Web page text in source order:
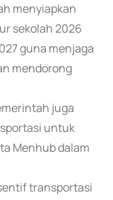
menyiapkan
sekolah 2026
guna menjaga
mendorong
juga
untuk
Menhub dalam
transportasi